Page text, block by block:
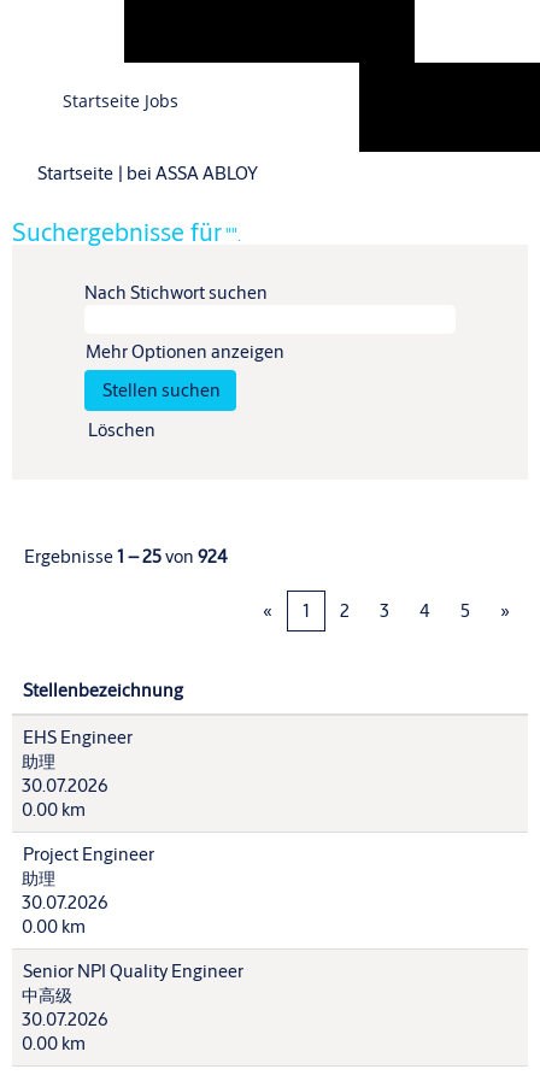
Startseite Jobs
Startseite | bei ASSA ABLOY(aktuelle
Suchergebnisse für"".
Nach Stichwort suchen
Mehr Optionen anzeigen
Löschen
Ergebnisse1 – 25von 924
« 1 2 3 4 5 »
Stellenbezeichnung
EHS Engineer
助理
30.07.2026
0.00 km
Project Engineer
助理
30.07.2026
0.00 km
Senior NPI Quality Engineer
中高级
30.07.2026
0.00 km